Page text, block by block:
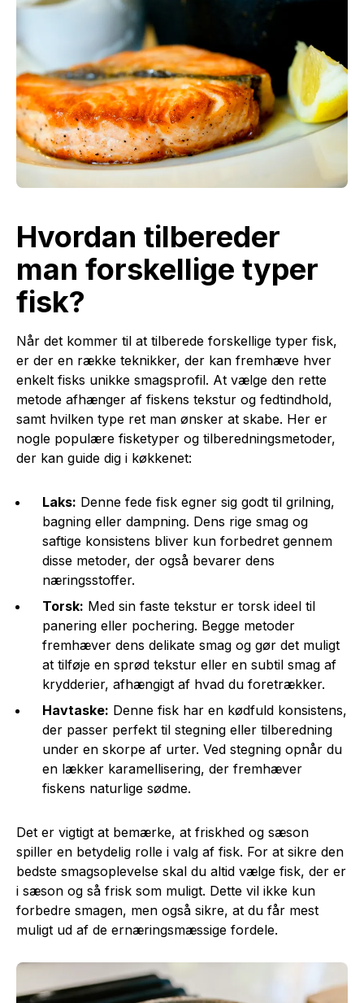
Hvordan tilbereder
man forskellige typer
fisk?
Når det kommer til at tilberede forskellige typer fisk,
er der en række teknikker, der kan fremhæve hver
enkelt fisks unikke smagsprofil. At vælge den rette
metode afhænger af fiskens tekstur og fedtindhold,
samt hvilken type ret man ønsker at skabe. Her er
nogle populære fisketyper og tilberedningsmetoder,
der kan guide dig i køkkenet:
Laks: Denne fede fisk egner sig godt til grilning,
bagning eller dampning. Dens rige smag og
saftige konsistens bliver kun forbedret gennem
disse metoder, der også bevarer dens
næringsstoffer.
Torsk: Med sin faste tekstur er torsk ideel til
panering eller pochering. Begge metoder
fremhæver dens delikate smag og gør det muligt
at tilføje en sprød tekstur eller en subtil smag af
krydderier, afhængigt af hvad du foretrækker.
Havtaske: Denne fisk har en kødfuld konsistens,
der passer perfekt til stegning eller tilberedning
under en skorpe af urter. Ved stegning opnår du
en lækker karamellisering, der fremhæver
fiskens naturlige sødme.
Det er vigtigt at bemærke, at friskhed og sæson
spiller en betydelig rolle i valg af fisk. For at sikre den
bedste smagsoplevelse skal du altid vælge fisk, der er
i sæson og så frisk som muligt. Dette vil ikke kun
forbedre smagen, men også sikre, at du får mest
muligt ud af de ernæringsmæssige fordele.